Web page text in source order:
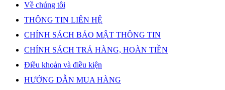
Về chúng tôi
THÔNG TIN LIÊN HỆ
CHÍNH SÁCH BẢO MẬT THÔNG TIN
CHÍNH SÁCH TRẢ HÀNG, HOÀN TIỀN
Điều khoản và điều kiện
HƯỚNG DẪN MUA HÀNG